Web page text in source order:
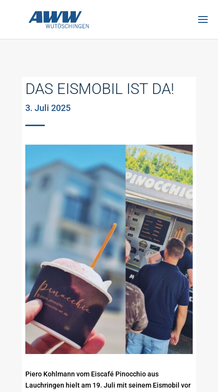
DAS EISMOBIL IST DA!
3. Juli 2025
Piero Kohlmann vom Eiscafé Pinocchio aus
Lauchringen hielt am 19. Juli mit seinem Eismobil vor